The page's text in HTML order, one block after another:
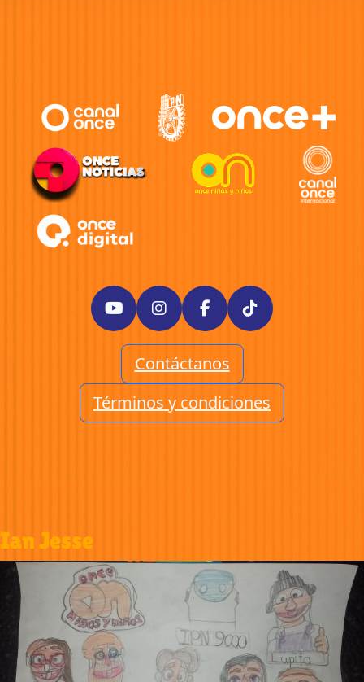
Contáctanos
Términos y condiciones
Ian Jesse